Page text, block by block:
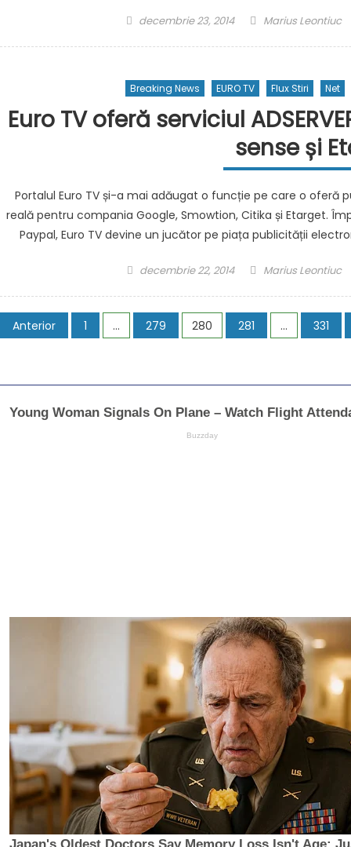
Posted
decembrie 23, 2014 Author
Marius Leontiuc
Breaking News EURO TV Flux Stiri Net
Euro TV oferă serviciul
sense și
Portalul Euro TV și-a mai adăugat o funcție pe care o oferă
reală pentru compania Google, Smowtion, Citika și Etarget.
Paypal, Euro TV devine un jucător pe piața publicității
Posted
decembrie 22, 2014 Author
Marius Leontiuc
Paginație
Anterior 1 … 279 280 281 … 331